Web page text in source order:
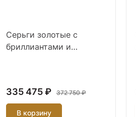
Серьги золотые с
бриллиантами и
335 475 ₽ 372 750 ₽
В корзину